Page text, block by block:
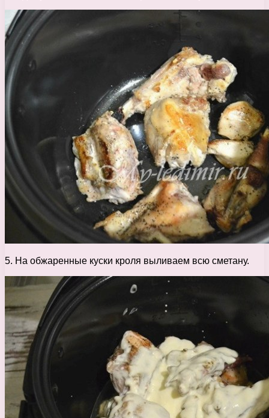
5. На обжаренные куски кроля выливаем всю сметану.